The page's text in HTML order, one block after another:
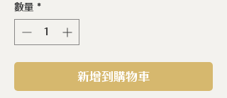
數量 *
新增到購物車